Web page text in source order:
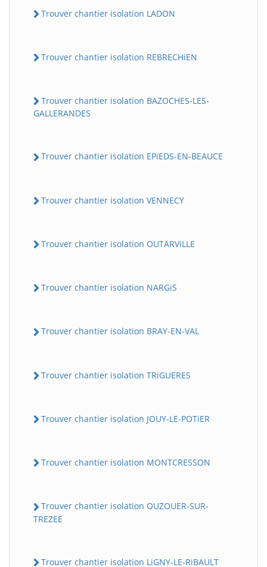
Trouver chantier isolation LADON
Trouver chantier isolation REBRECHiEN
Trouver chantier isolation BAZOCHES-LES-
GALLERANDES
Trouver chantier isolation EPiEDS-EN-BEAUCE
Trouver chantier isolation VENNECY
Trouver chantier isolation OUTARViLLE
Trouver chantier isolation NARGiS
Trouver chantier isolation BRAY-EN-VAL
Trouver chantier isolation TRiGUERES
Trouver chantier isolation JOUY-LE-POTiER
Trouver chantier isolation MONTCRESSON
Trouver chantier isolation OUZOUER-SUR-
TREZEE
Trouver chantier isolation LiGNY-LE-RiBAULT